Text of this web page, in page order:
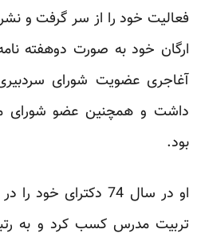
فعالیت خود را از سر گرفت و
ارگان خود به صورت دوهفته
آغاجری عضویت شورای
داشت و همچنین عضو شورای
بود. ‏
او در سال 74 دکترای
تربیت مدرس کسب کرد و به